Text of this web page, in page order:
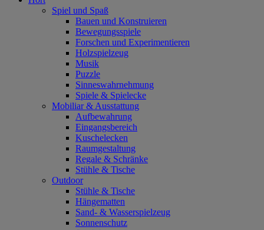
Spiel und Spaß
Bauen und Konstruieren
Bewegungsspiele
Forschen und Experimentieren
Holzspielzeug
Musik
Puzzle
Sinneswahrnehmung
Spiele & Spielecke
Mobiliar & Ausstattung
Aufbewahrung
Eingangsbereich
Kuschelecken
Raumgestaltung
Regale & Schränke
Stühle & Tische
Outdoor
Stühle & Tische
Hängematten
Sand- & Wasserspielzeug
Sonnenschutz